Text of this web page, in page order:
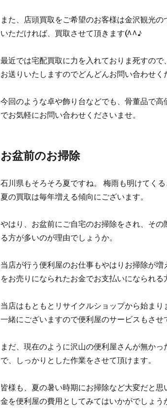
また、店頭買取をご希望のお客様は金沢観光
いただければ、買取させて頂きます(^^♪
最近では宅配買取に力を入れておりま死すの
お送りいたしますのでどんどんお問い合わせく
今回のような卓や飾り台などでも、骨董品で
でお気軽にお問い合わせくださいませ。
お盆前のお掃除
石川県もそろそろ夏ですね。 梅雨も明けてく
夏の買取は毎年増える傾向にございます。
やはり、お盆前にご自宅のお掃除をされ、そ
る方が多いのが理由でしょうか。
当店が行う便利屋のお仕事もやはりお掃除が
をお売りになられたお金でお支払いになられる
当店はもともとリサイクルショップから始ま
一緒にございますので便利屋のサービスもさせ
まだ、現在のように沢山の便利屋さんが無か
で、しっかりとした作業をさせて頂けます。
皆様も、夏の暑い時期にお掃除など大変だと
金を便利屋の費用としてみてはいかがでしょう